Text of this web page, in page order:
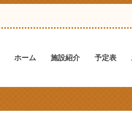
ホーム 施設紹介 予定表